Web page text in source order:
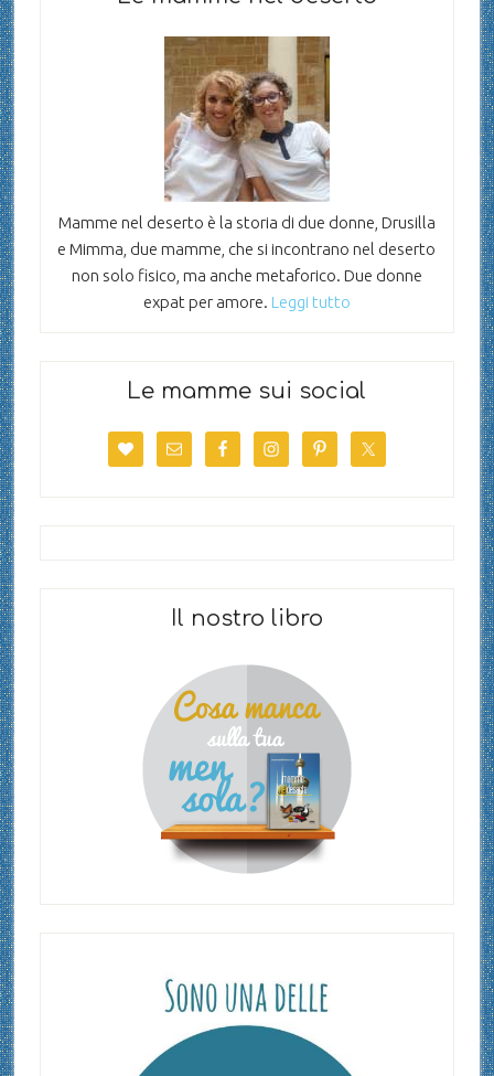
Mamme nel deserto è la storia di due donne, Drusilla
e Mimma, due mamme, che si incontrano nel deserto
non solo fisico, ma anche metaforico. Due donne
expat per amore. Leggi tutto
Le mamme sui social
Il nostro libro